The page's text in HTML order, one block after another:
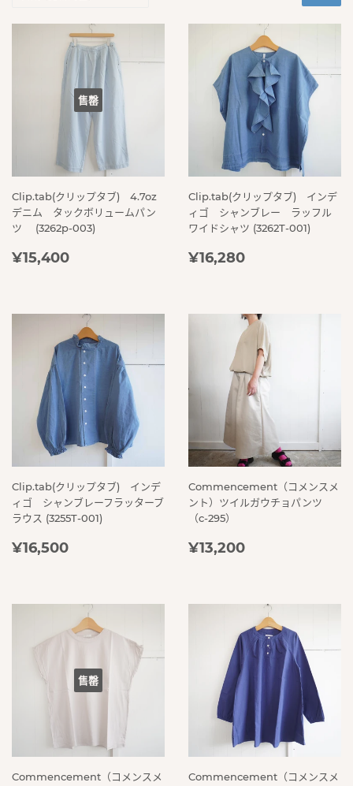
售罄
Clip.tab(クリップタブ) 4.7oz
デニム タックボリュームパン
ツ (3262p-003)
定
¥15,400
Clip.tab(クリップタブ) インデ
ィゴ シャンブレー ラッフル
ワイドシャツ (3262T-001)
定
¥16,280
Clip.tab(クリップタブ) インデ
ィゴ シャンブレーフラッターブ
ラウス (3255T-001)
定
¥16,500
Commencement（コメンスメ
ント）ツイルガウチョパンツ
（c-295）
定
¥13,200
售罄
Commencement（コメンスメ
Commencement（コメンスメ